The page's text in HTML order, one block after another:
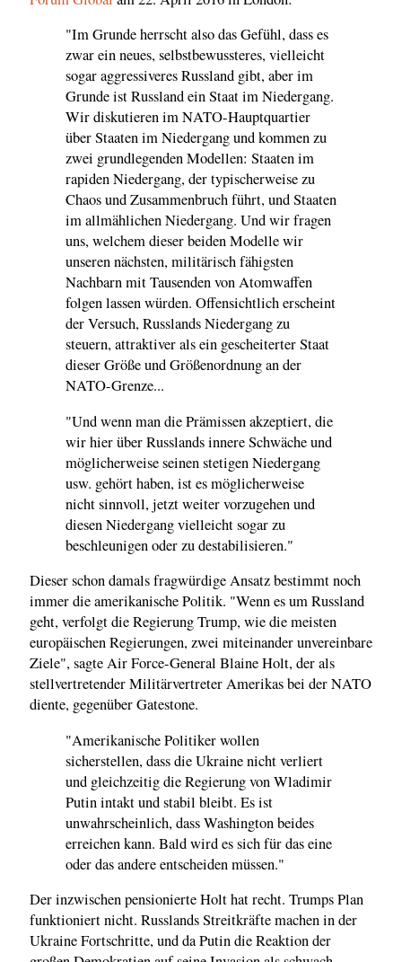
"Im Grunde herrscht also das Gefühl, dass es
zwar ein neues, selbstbewussteres, vielleicht
sogar aggressiveres Russland gibt, aber im
Grunde ist Russland ein Staat im Niedergang.
Wir diskutieren im NATO-Hauptquartier
über Staaten im Niedergang und kommen zu
zwei grundlegenden Modellen: Staaten im
rapiden Niedergang, der typischerweise zu
Chaos und Zusammenbruch führt, und Staaten
im allmählichen Niedergang. Und wir fragen
uns, welchem ​​dieser beiden Modelle wir
unseren nächsten, militärisch fähigsten
Nachbarn mit Tausenden von Atomwaffen
folgen lassen würden. Offensichtlich erscheint
der Versuch, Russlands Niedergang zu
steuern, attraktiver als ein gescheiterter Staat
dieser Größe und Größenordnung an der
NATO-Grenze...
"Und wenn man die Prämissen akzeptiert, die
wir hier über Russlands innere Schwäche und
möglicherweise seinen stetigen Niedergang
usw. gehört haben, ist es möglicherweise
nicht sinnvoll, jetzt weiter vorzugehen und
diesen Niedergang vielleicht sogar zu
beschleunigen oder zu destabilisieren."
Dieser schon damals fragwürdige Ansatz bestimmt noch
immer die amerikanische Politik. "Wenn es um Russland
geht, verfolgt die Regierung Trump, wie die meisten
europäischen Regierungen, zwei miteinander unvereinbare
Ziele", sagte Air Force-General Blaine Holt, der als
stellvertretender Militärvertreter Amerikas bei der NATO
diente, gegenüber Gatestone.
"Amerikanische Politiker wollen
sicherstellen, dass die Ukraine nicht verliert
und gleichzeitig die Regierung von Wladimir
Putin intakt und stabil bleibt. Es ist
unwahrscheinlich, dass Washington beides
erreichen kann. Bald wird es sich für das eine
oder das andere entscheiden müssen."
Der inzwischen pensionierte Holt hat recht. Trumps Plan
funktioniert nicht. Russlands Streitkräfte machen in der
Ukraine Fortschritte, und da Putin die Reaktion der